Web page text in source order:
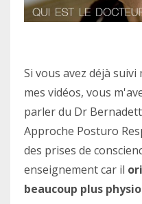
Si vous avez déjà
mes vidéos, vous
parler du Dr
Approche Posturo
des prises de
enseignement car il
beaucoup plus